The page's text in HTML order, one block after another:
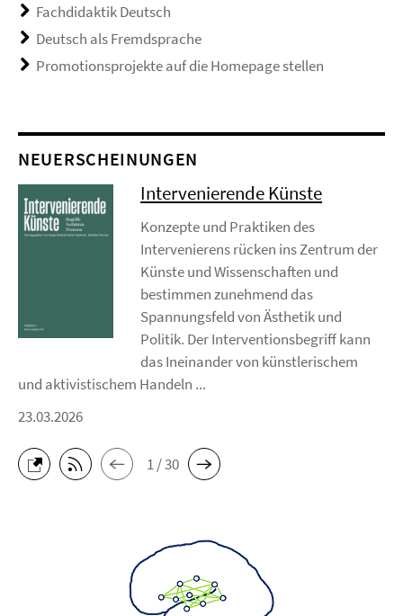
Fachdidaktik Deutsch
Deutsch als Fremdsprache
Promotionsprojekte auf die Homepage stellen
NEUERSCHEINUNGEN
Intervenierende Künste
Konzepte und Praktiken des
Intervenierens rücken ins Zentrum der
Künste und Wissenschaften und
bestimmen zunehmend das
Spannungsfeld von Ästhetik und
Politik. Der Interventionsbegriff kann
das Ineinander von künstlerischem
und aktivistischem Handeln ...
23.03.2026
1 / 30